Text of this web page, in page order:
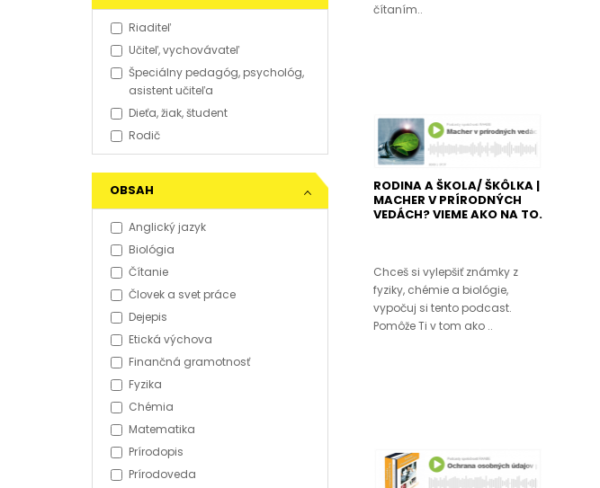
Riaditeľ
Učiteľ, vychovávateľ
Špeciálny pedagóg, psychológ,
asistent učiteľa
Dieťa, žiak, študent
Rodič
OBSAH
Anglický jazyk
Biológia
Čítanie
Človek a svet práce
Dejepis
Etická výchova
Finančná gramotnosť
Fyzika
Chémia
Matematika
Prírodopis
Prírodoveda
čítaním..
RODINA A ŠKOLA/ ŠKÔLKA |
MACHER V PRÍRODNÝCH
VEDÁCH? VIEME AKO NA TO.
Chceš si vylepšiť známky z
fyziky, chémie a biológie,
vypočuj si tento podcast.
Pomôže Ti v tom ako ..